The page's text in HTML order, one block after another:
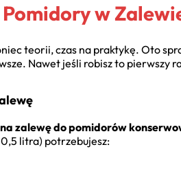
w
teorii, czas na praktykę. Oto
Nawet jeśli robisz to pierwszy
zalewę do pomidorów
litra) potrzebujesz: